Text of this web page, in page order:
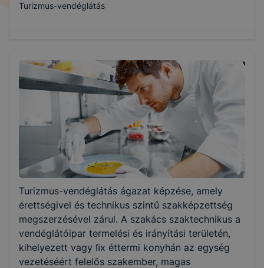
Turizmus-vendéglátás
510132306
Képzés időtartama
1 év
Választható szakmairányok:
Nem válaszható
KKK/PTT
KKK letöltése (pdf)
PTT letöltése (pdf)
Turizmus-vendéglátás ágazat képzése, amely
érettségivel és technikus szintű szakképzettség
megszerzésével zárul. A szakács szaktechnikus a
vendéglátóipar termelési és irányítási területén,
kihelyezett vagy ﬁx éttermi konyhán az egység
vezetéséért felelős szakember, magas